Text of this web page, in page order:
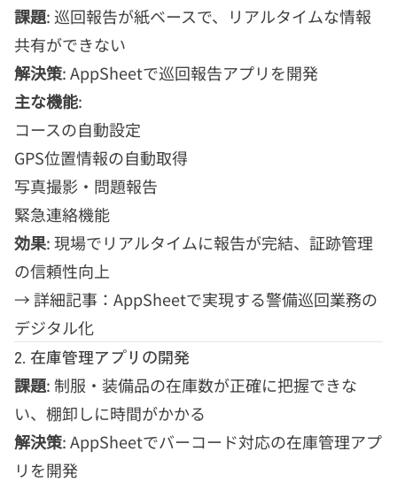
課題: 巡回報告が紙ベースで、リアルタイムな情報
共有ができない
解決策: AppSheetで巡回報告アプリを開発
主な機能:
コースの自動設定
GPS位置情報の自動取得
写真撮影・問題報告
緊急連絡機能
効果: 現場でリアルタイムに報告が完結、証跡管理
の信頼性向上
→詳細記事：AppSheetで実現する警備巡回業務の
デジタル化
2. 在庫管理アプリの開発
課題: 制服・装備品の在庫数が正確に把握できな
い、棚卸しに時間がかかる
解決策: AppSheetでバーコード対応の在庫管理アプ
リを開発